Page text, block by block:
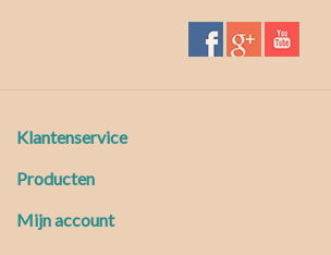
Klantenservice
Producten
Mijn account